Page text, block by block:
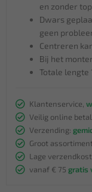
en zonder
Dwars
geen
Centreren
Bij het
Totale lengte
Klantenservice,
Veilig online
Verzending:
Groot
Lage
vanaf € 75 gratis